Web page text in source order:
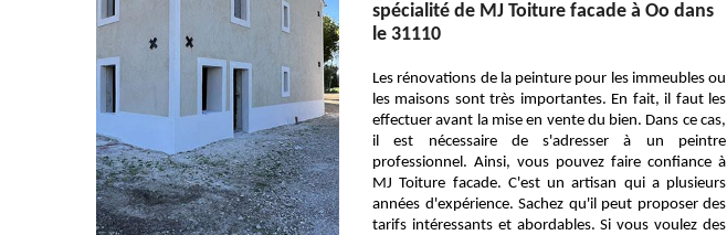
spécialité de MJ Toiture facade à Oo dans
le 31110
Les rénovations de la peinture pour les immeubles ou
les maisons sont très importantes. En fait, il faut les
effectuer avant la mise en vente du bien. Dans ce cas,
il est nécessaire de s'adresser à un peintre
professionnel. Ainsi, vous pouvez faire confiance à
MJ Toiture facade. C'est un artisan qui a plusieurs
années d'expérience. Sachez qu'il peut proposer des
tarifs intéressants et abordables. Si vous voulez des